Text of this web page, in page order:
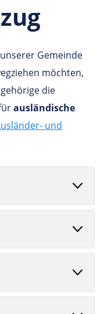
Gemeinde
möchten,
die
ausländische
- und